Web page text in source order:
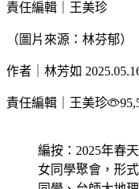
責任編輯｜王美珍
（圖片來源：林芬郁）
作者｜林芳如
責任編輯｜王美珍
編按：2025年春
女同學聚會，形